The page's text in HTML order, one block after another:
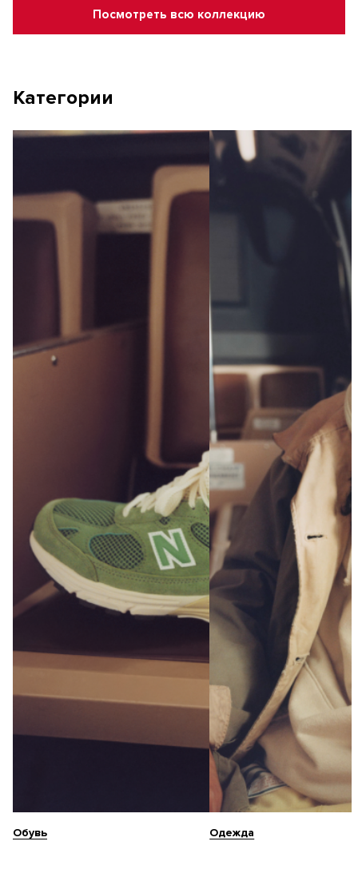
Посмотреть всю коллекцию
Категории
Обувь Одежда